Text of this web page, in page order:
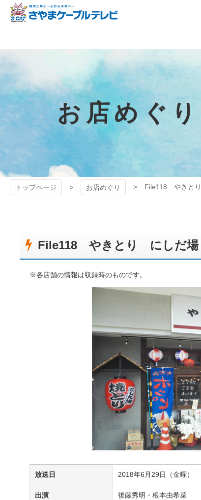
本
キ
ッ
テレビ
お店めぐり
トップページ お店めぐり File118 やきと
File118 やきとり にしだ場
※各店舗の情報は収録時のものです。
放送日 2018年6月29日（金曜）
出演 後藤秀明・根本由希菜